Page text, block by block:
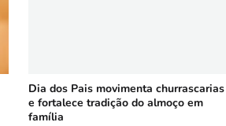
Dia dos Pais movimenta churrascarias
e fortalece tradição do almoço em
família